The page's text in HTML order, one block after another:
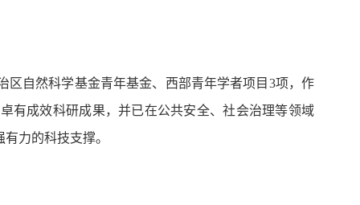
区自然科学基金青年基金、西部青年学者项目3项，作
有成效科研成果，并已在公共安全、社会治理等领域
力的科技支撑。